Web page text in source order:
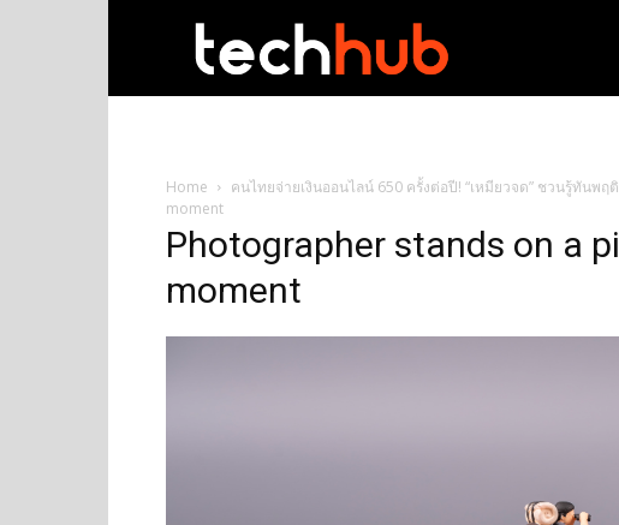
Home คนไทยจ่ายเงินออนไลน์ 650 ครั้งต่อปี! “เหมียวจด” ชวนรู้ทันพ
moment
Photographer stands on a
moment